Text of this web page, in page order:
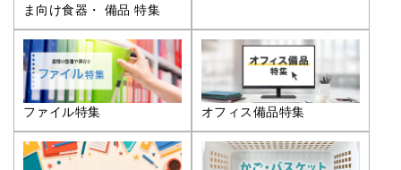
ま向け食器・ 備品 特集
ファイル特集 オフィス備品特集